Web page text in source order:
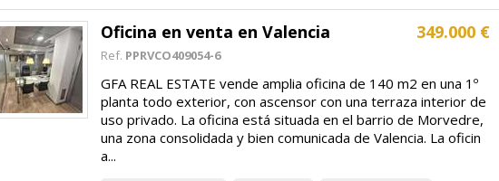
349.000 €
Oficina en venta en Valencia
Ref. PPRVCO409054-6
GFA REAL ESTATE vende amplia oficina de 140 m2 en una 1º
planta todo exterior, con ascensor con una terraza interior de
uso privado. La oficina está situada en el barrio de Morvedre,
una zona consolidada y bien comunicada de Valencia. La oficin
a...